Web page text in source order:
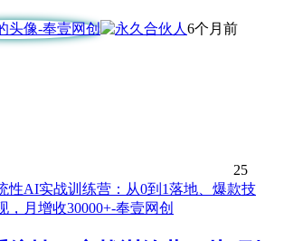
6个月前
25